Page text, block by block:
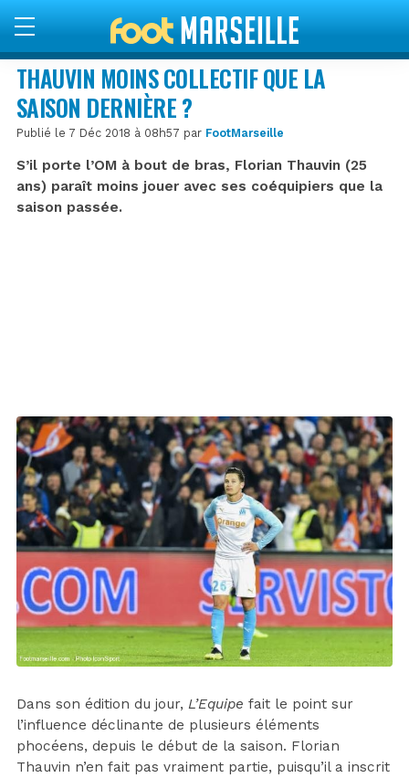
THAUVIN MOINS COLLECTIF QUE LA
SAISON DERNIÈRE ?
Publié le 7 Déc 2018 à 08h57 par FootMarseille
S’il porte l’OM à bout de bras, Florian Thauvin (25
ans) paraît moins jouer avec ses coéquipiers que la
saison passée.
Dans son édition du jour, L’Equipe fait le point sur
l’influence déclinante de plusieurs éléments
phocéens, depuis le début de la saison. Florian
Thauvin n’en fait pas vraiment partie, puisqu’il a inscrit